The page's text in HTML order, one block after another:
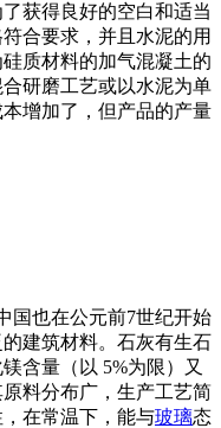
获得良好的空白和适当
合要求，并且水泥的用
质材料的加气混凝土的
研磨工艺或以水泥为单
增加了，但产品的产量
国也在公元前7世纪开始
建筑材料。石灰有生石
含量（以 5%为限）又
料分布广，生产工艺简
在常温下，能与玻璃态